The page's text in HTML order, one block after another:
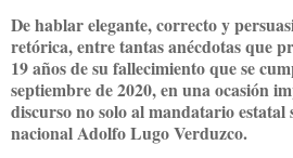
De hablar elegante, correcto y
retórica, entre tantas anécdotas que
19 años de su fallecimiento que se
septiembre de 2020, en una ocasión
discurso no solo al mandatario
nacional Adolfo Lugo Verduzco.